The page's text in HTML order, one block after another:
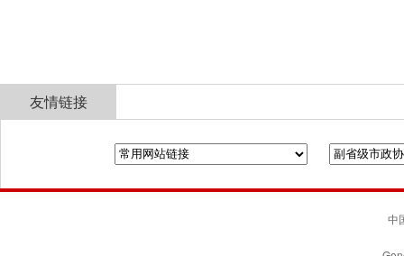
友情链接
中